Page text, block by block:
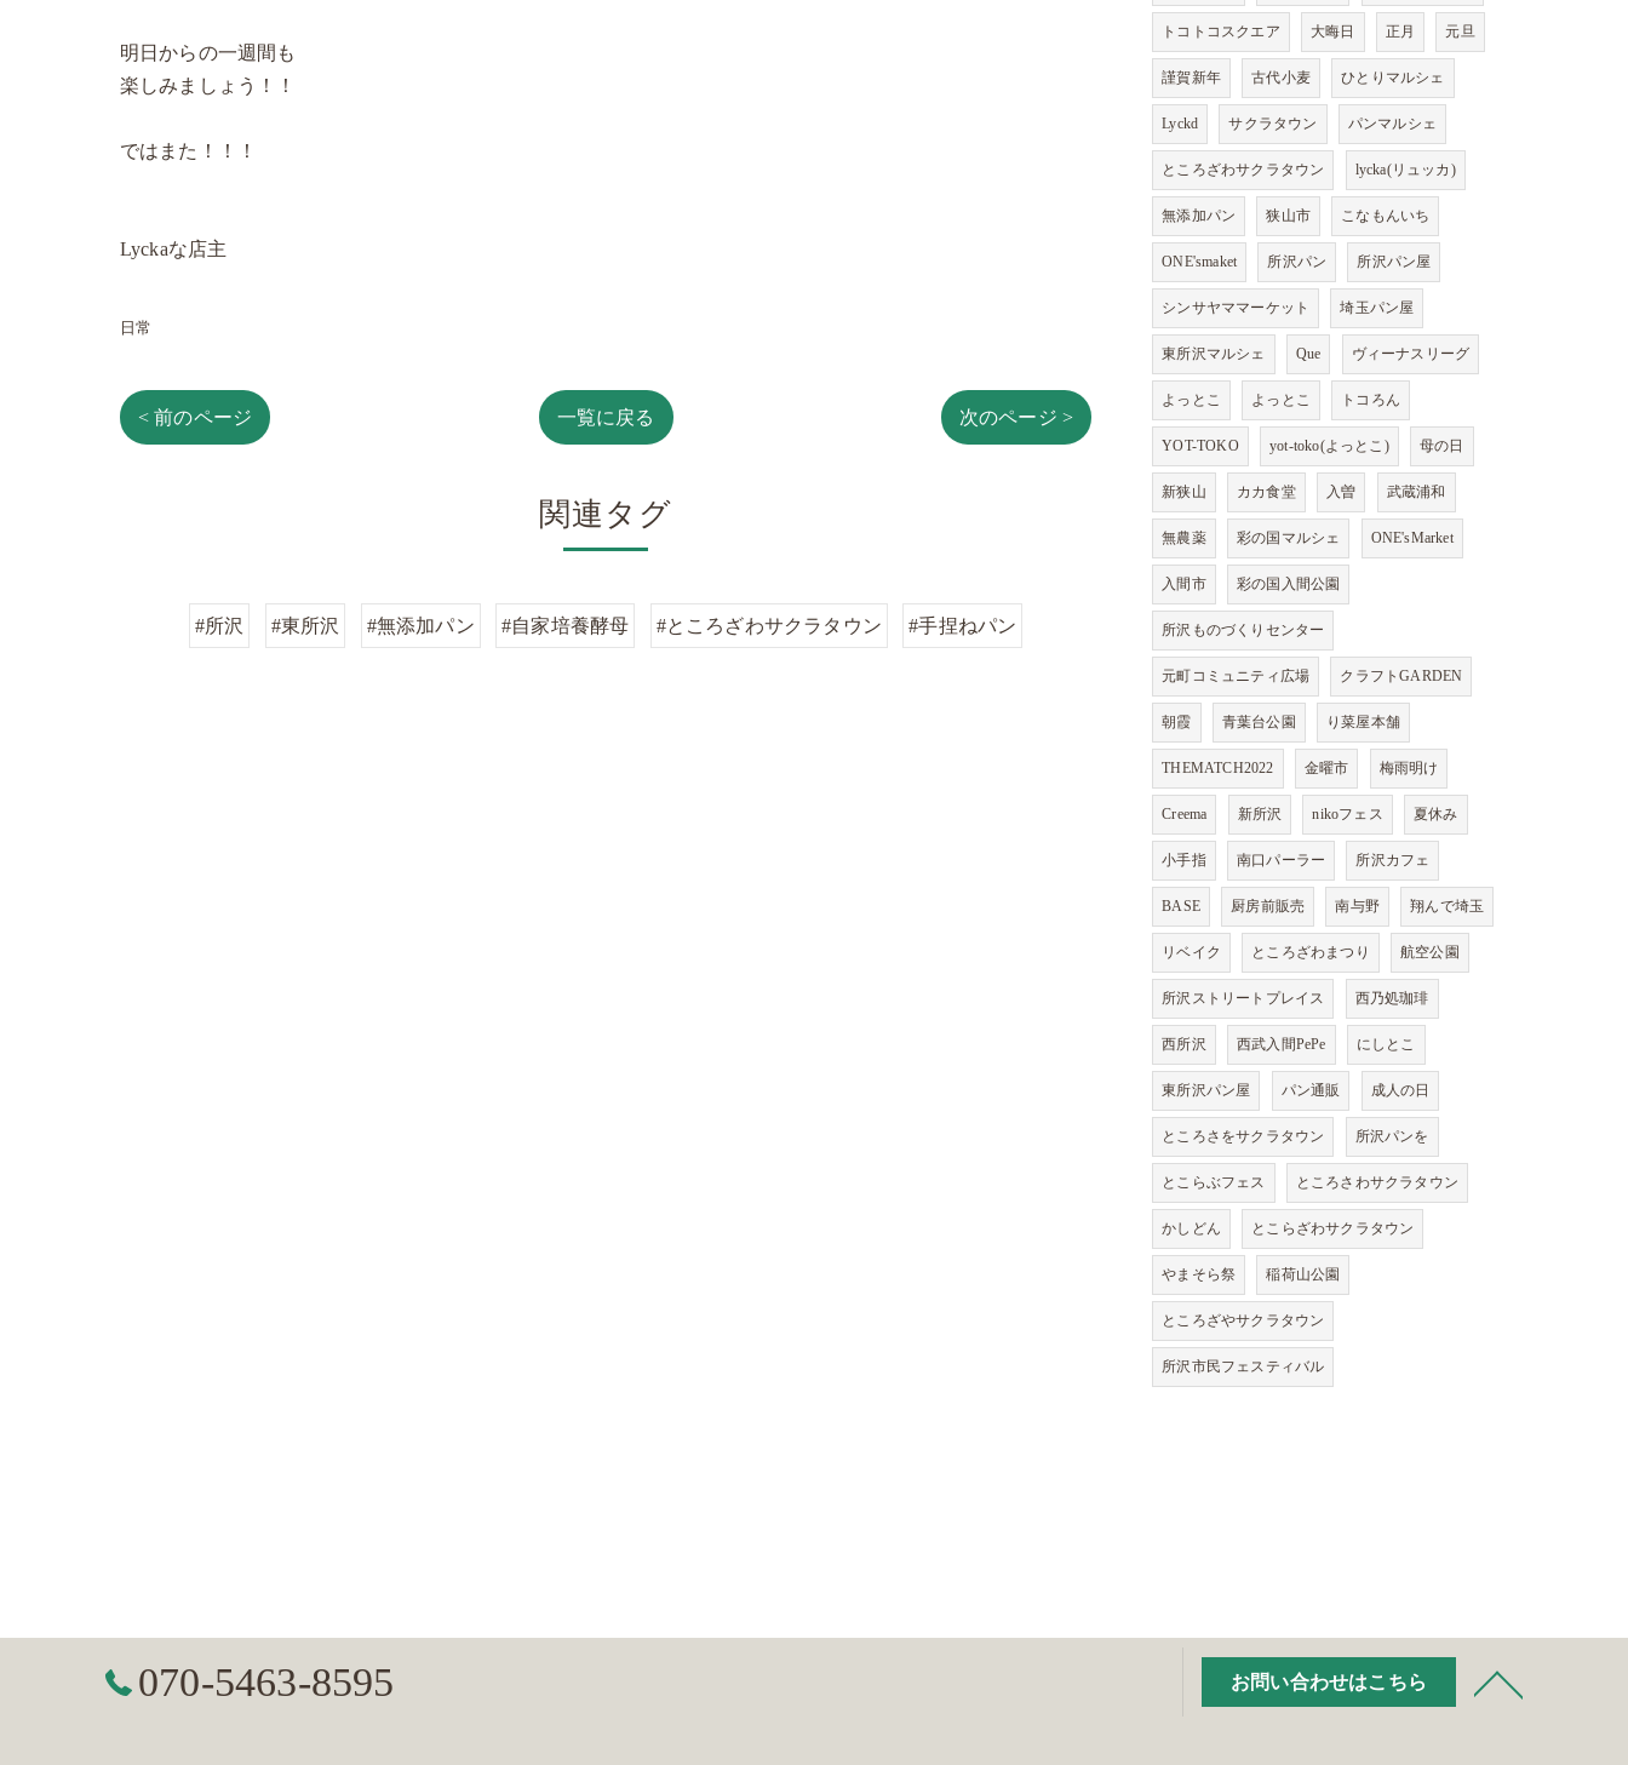
明日からの一週間も
楽しみましょう！！
ではまた！！！
Lyckaな店主
日常
< 前のページ 一覧に戻る 次のページ >
関連タグ
#所沢 #東所沢 #無添加パン #自家培養酵母 #ところざわサクラタウン #手捏ねパン
トコトコスクエア 大晦日 正月 元旦
謹賀新年 古代小麦 ひとりマルシェ
Lyckd サクラタウン パンマルシェ
ところざわサクラタウン lycka(リュッカ)
無添加パン 狭山市 こなもんいち
ONE'smaket 所沢パン 所沢パン屋
シンサヤママーケット 埼玉パン屋
東所沢マルシェ Que ヴィーナスリーグ
よっとこ よっとこ トコろん
YOT-TOKO yot-toko(よっとこ) 母の日
新狭山 カカ食堂 入曽 武蔵浦和
無農薬 彩の国マルシェ ONE'sMarket
入間市 彩の国入間公園
所沢ものづくりセンター
元町コミュニティ広場 クラフトGARDEN
朝霞 青葉台公園 り菜屋本舗
THEMATCH2022 金曜市 梅雨明け
Creema 新所沢 nikoフェス 夏休み
小手指 南口パーラー 所沢カフェ
BASE 厨房前販売 南与野 翔んで埼玉
リベイク ところざわまつり 航空公園
所沢ストリートプレイス 西乃処珈琲
西所沢 西武入間PePe にしとこ
東所沢パン屋 パン通販 成人の日
ところさをサクラタウン 所沢パンを
とこらぶフェス ところさわサクラタウン
かしどん とこらざわサクラタウン
やまそら祭 稲荷山公園
ところざやサクラタウン
所沢市民フェスティバル
070-5463-8595 お問い合わせはこちら